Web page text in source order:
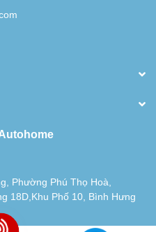
Phường Phú Thọ Hoà,
18D,Khu Phố 10, Bình Hưng